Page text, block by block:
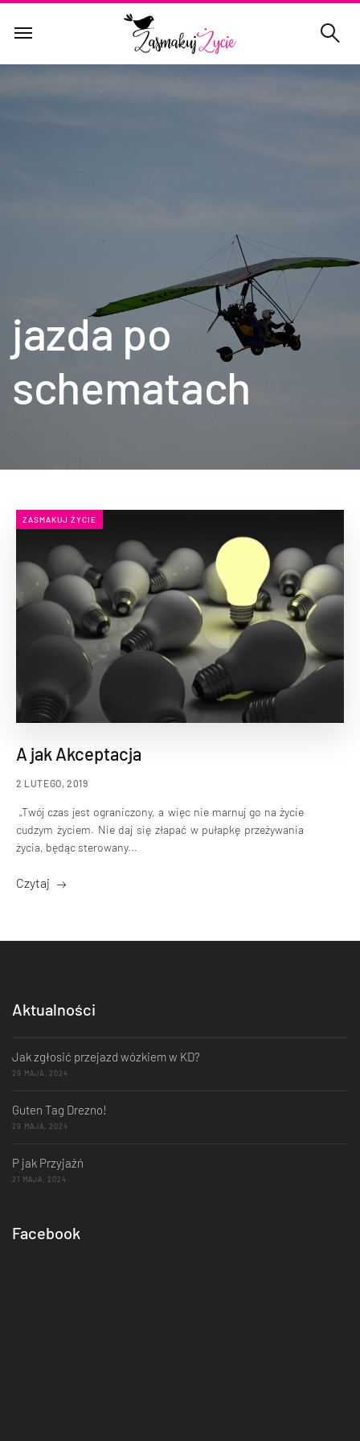
jazda po
schematach
ZASMAKUJ ŻYCIE
A jak Akceptacja
2 LUTEGO, 2019
„Twój czas jest ograniczony, a więc nie marnuj go na życie
cudzym życiem. Nie daj się złapać w pułapkę przeżywania
życia, będąc sterowany...
Czytaj
Aktualności
Jak zgłosić przejazd wózkiem w KD?
29 MAJA, 2024
Guten Tag Drezno!
29 MAJA, 2024
P jak Przyjaźń
21 MAJA, 2024
Facebook